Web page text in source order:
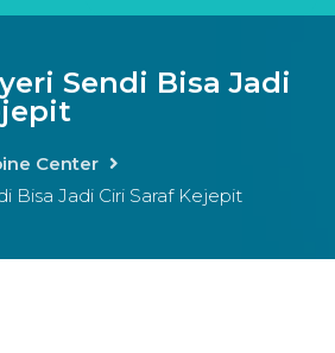
Sendi Bisa Jadi
Center
Bisa Jadi Ciri Saraf Kejepit